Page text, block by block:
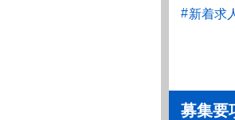
新着求
募集要